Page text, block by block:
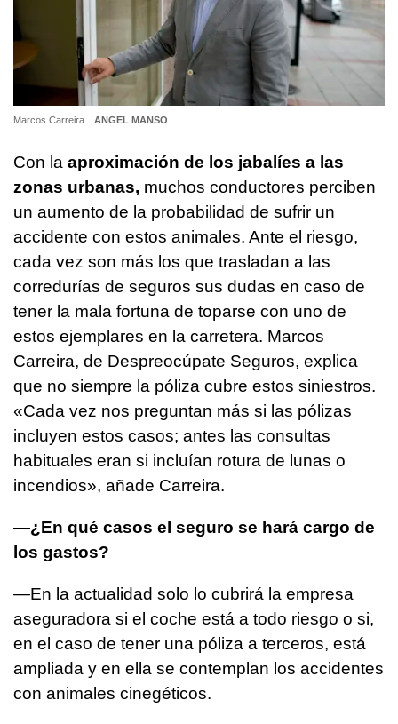
Marcos Carreira ANGEL MANSO
Con la aproximación de los jabalíes a las
zonas urbanas, muchos conductores perciben
un aumento de la probabilidad de sufrir un
accidente con estos animales. Ante el riesgo,
cada vez son más los que trasladan a las
corredurías de seguros sus dudas en caso de
tener la mala fortuna de toparse con uno de
estos ejemplares en la carretera. Marcos
Carreira, de Despreocúpate Seguros, explica
que no siempre la póliza cubre estos siniestros.
«Cada vez nos preguntan más si las pólizas
incluyen estos casos; antes las consultas
habituales eran si incluían rotura de lunas o
incendios», añade Carreira.
—¿En qué casos el seguro se hará cargo de
los gastos?
—En la actualidad solo lo cubrirá la empresa
aseguradora si el coche está a todo riesgo o si,
en el caso de tener una póliza a terceros, está
ampliada y en ella se contemplan los accidentes
con animales cinegéticos.